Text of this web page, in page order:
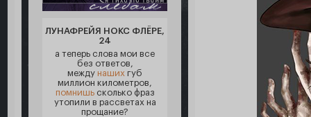
ЛУНАФРЕЙЯ НОКС ФЛЁРЕ,
24
а теперь слова мои все
без ответов,
между наших губ
миллион километров,
помнишьсколько фраз
утопили в рассветах на
прощание?